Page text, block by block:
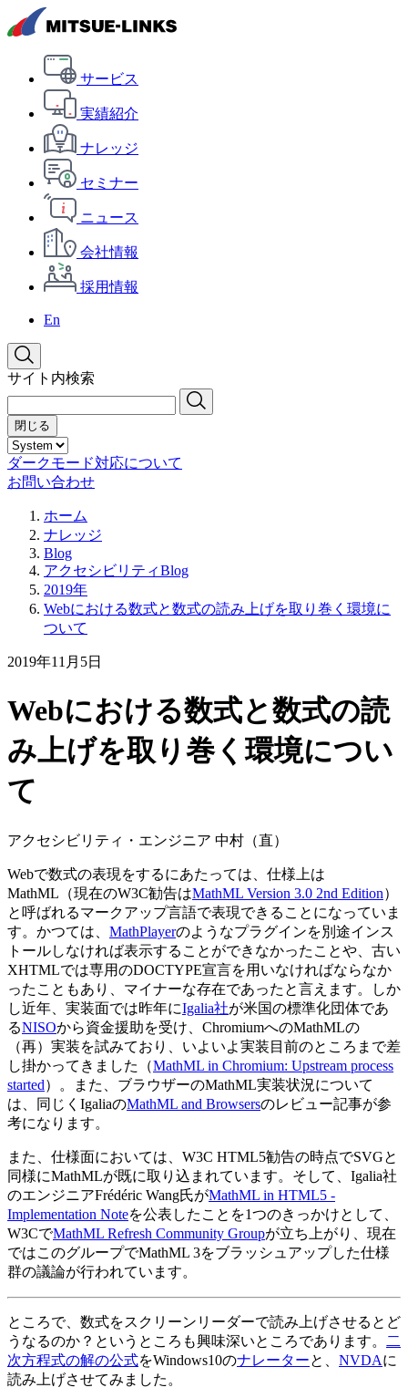
サービス
実績紹介
ナレッジ
セミナー
ニュース
会社情報
採用情報
En
サイト内検索
閉じる
ダークモード対応について
お問い合わせ
ホーム
ナレッジ
Blog
アクセシビリティBlog
2019年
Webにおける数式と数式の読み上げを取り巻く環境に
ついて
2019年11月5日
Webにおける数式と数式の読
み上げを取り巻く環境につい
て
アクセシビリティ・エンジニア 中村（直）
Webで数式の表現をするにあたっては、仕様上は
MathML（現在のW3C勧告はMathML Version 3.0 2nd Edition）
と呼ばれるマークアップ言語で表現できることになっていま
す。かつては、 MathPlayerのようなプラグインを別途インス
トールしなければ表示することができなかったことや、古い
XHTMLでは専用のDOCTYPE宣言を用いなければならなか
ったこともあり、マイナーな存在であったと言えます。しか
し近年、実装面では昨年にIgalia社が米国の標準化団体であ
るNISOから資金援助を受け、ChromiumへのMathMLの
（再）実装を試みており、いよいよ実装目前のところまで差
し掛かってきました（MathML in Chromium: Upstream process
started）。また、ブラウザーのMathML実装状況について
は、同じくIgaliaのMathML and Browsersのレビュー記事が参
考になります。
また、仕様面においては、W3C HTML5勧告の時点でSVGと
同様にMathMLが既に取り込まれています。そして、Igalia社
のエンジニアFrédéric Wang氏がMathML in HTML5 -
Implementation Noteを公表したことを1つのきっかけとして、
W3CでMathML Refresh Community Groupが立ち上がり、現在
ではこのグループでMathML 3をブラッシュアップした仕様
群の議論が行われています。
ところで、数式をスクリーンリーダーで読み上げさせるとど
うなるのか？というところも興味深いところであります。
二
次方程式の解の公式をWindows10のナレーターと、 NVDAに
読み上げさせてみました。